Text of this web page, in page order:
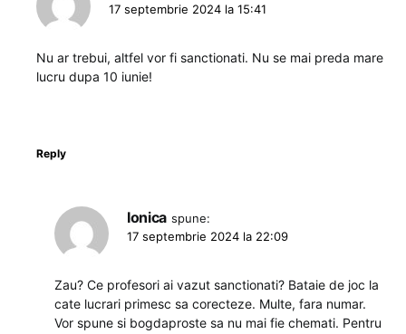
17 septembrie 2024 la 15:41
Nu ar trebui, altfel vor fi sanctionati. Nu se mai preda mare
lucru dupa 10 iunie!
Reply
Ionica spune:
17 septembrie 2024 la 22:09
Zau? Ce profesori ai vazut sanctionati? Bataie de joc la
cate lucrari primesc sa corecteze. Multe, fara numar.
Vor spune si bogdaproste sa nu mai fie chemati. Pentru